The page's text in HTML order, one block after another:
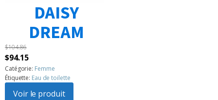
DAISY
DREAM
$104.86
Le
prix
initial
était :
$94.15Le
prix
actuel
est :
Catégorie: Femme
Étiquette: Eau de toilette
Voir le produit